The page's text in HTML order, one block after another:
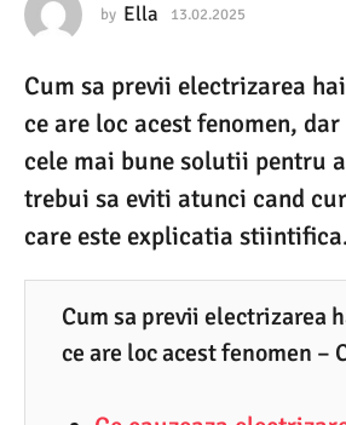
.
0
2
5
1
3
.
by Ella 13.02.2025
0
.
2
0
Cum sa previi electrizarea
ce are loc acest fenomen,
cele mai bune solutii pentru
trebui sa eviti atunci cand
care este explicatia
Cum sa previi electrizarea
ce are loc acest fenomen –